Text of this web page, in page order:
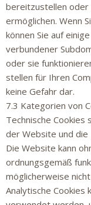
bereitzustellen oder
ermöglichen. Wenn
können Sie auf
verbundener
oder sie
stellen für Ihren
keine Gefahr dar.
7.3 Kategorien von
Technische Cookies
der Website und die
Die Website kann
ordnungsgemäß
möglicherweise
Analytische Cookies